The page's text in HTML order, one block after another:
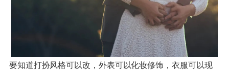
要知道打扮风格可以改，外表可以化妆修饰，衣服可以现